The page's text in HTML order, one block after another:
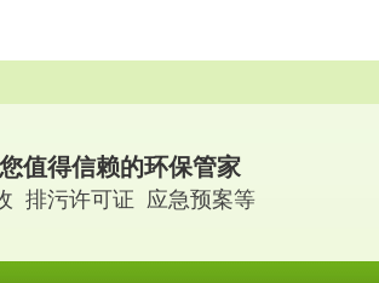
值得信赖的环保管家
排污许可证 应急预案等